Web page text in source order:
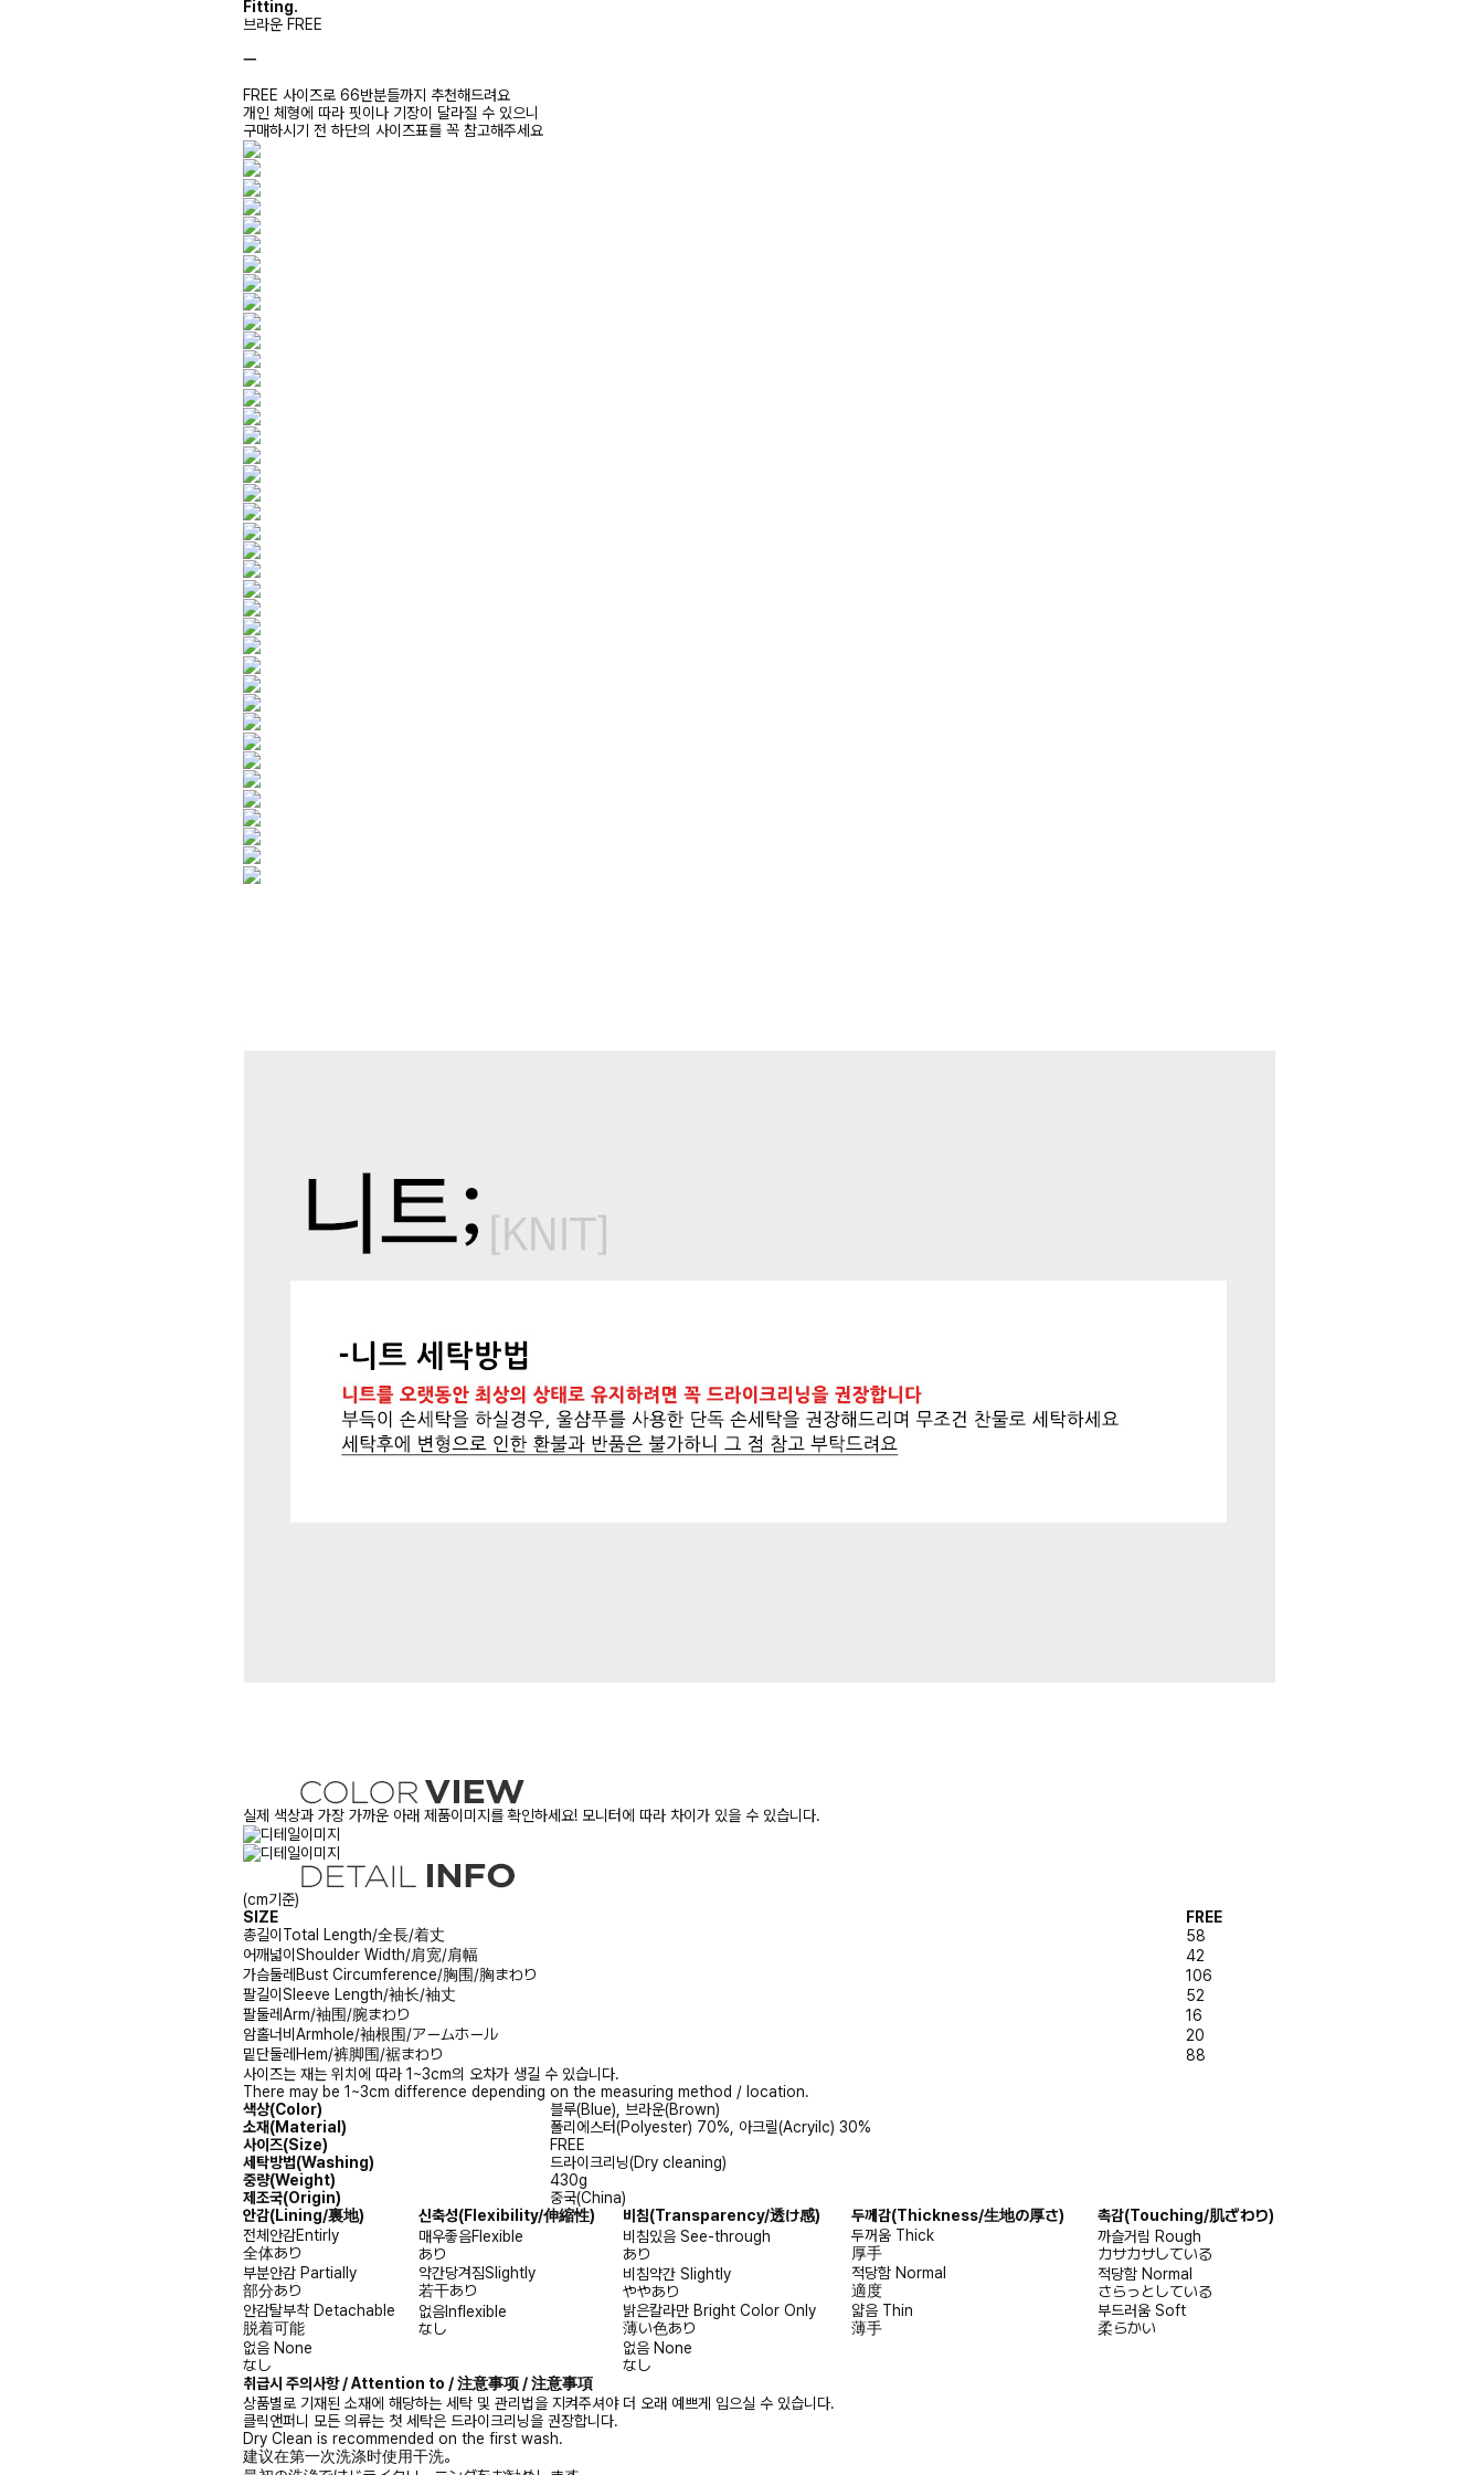
Fitting.
브라운 FREE
ㅡ
FREE 사이즈로 66반분들까지 추천해드려요
개인 체형에 따라 핏이나 기장이 달라질 수 있으니
구매하시기 전 하단의 사이즈표를 꼭 참고해주세요
실제 색상과 가장 가까운 아래 제품이미지를 확인하세요! 모니터에 따라 차이가 있을 수 있습니다.
(cm기준)
SIZE
FREE
총길이 Total Length/全長/着丈
58
어깨넓이 Shoulder Width/肩宽/肩幅
42
가슴둘레 Bust Circumference/胸围/胸まわり
106
팔길이 Sleeve Length/袖长/袖丈
52
팔둘레Arm/袖围/腕まわり
16
암홀너비 Armhole/袖根围/アームホール
20
밑단둘레 Hem/裤脚围/裾まわり
88
사이즈는 재는 위치에 따라 1~3cm의 오차가 생길 수 있습니다.
There may be 1~3cm difference depending on the measuring method / location.
색상(Color)
블루(Blue), 브라운(Brown)
소재(Material)
폴리에스터(Polyester) 70%, 아크릴(Acryilc) 30%
사이즈(Size)
FREE
세탁방법(Washing)
드라이크리닝(Dry cleaning)
중량(Weight)
430g
제조국(Origin)
중국(China)
안감(Lining/裏地) 신축성(Flexibility/伸縮性) 비침(Transparency/透け感) 두께감(Thickness/生地の厚さ) 촉감(Touching/肌ざわり)
전체안감Entirly
全体あり
매우좋음Flexible
あり
비침있음 See-through
あり
두꺼움 Thick
厚手
까슬거림 Rough
カサカサしている
부분안감 Partially
部分あり
약간당겨짐Slightly
若干あり
비침약간 Slightly
ややあり
적당함 Normal
適度
적당함 Normal
さらっとしている
안감탈부착 Detachable
脱着可能
없음Inflexible
なし
밝은칼라만 Bright Color Only
薄い色あり
얇음 Thin
薄手
부드러움 Soft
柔らかい
없음 None
なし
없음 None
なし
취급시 주의사항 / Attention to / 注意事项 / 注意事項
상품별로 기재된 소재에 해당하는 세탁 및 관리법을 지켜주셔야 더 오래 예쁘게 입으실 수 있습니다.
클릭앤퍼니 모든 의류는 첫 세탁은 드라이크리닝을 권장합니다.
Dry Clean is recommended on the first wash.
建议在第一次洗涤时使用干洗。